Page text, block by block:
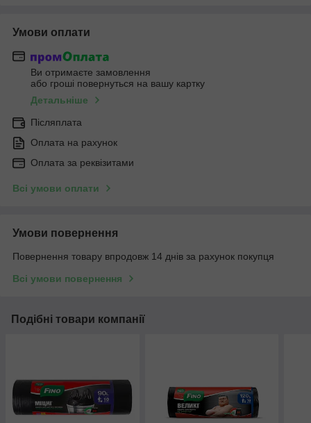
Умови оплати
Ви отримаєте замовлення
або гроші повернуться на вашу картку
Детальніше
Післяплата
Оплата на рахунок
Оплата за реквізитами
Всі умови оплати
Умови повернення
Повернення товару впродовж 14 днів за рахунок покупця
Всі умови повернення
Подібні товари компанії